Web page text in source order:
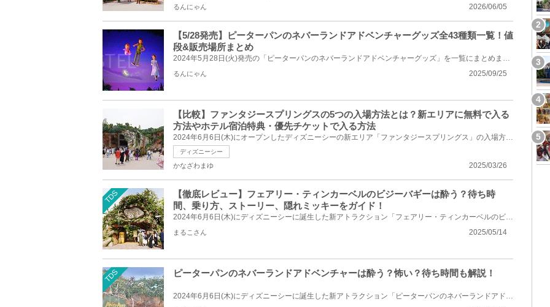
2026/06/05
るんにゃん
【5/28発売】ピーターパンのネバーランドアドベンチャーグッズ全43種類一覧！値
段&販売場所まとめ
2024年5月28日(火)発売の「ピーターパンのネバーランドアドベンチャーグッズ」を一覧にまとめました。「...
2025/09/25
るんにゃん
【比較】ファンタジースプリングスの5つの入場方法とは？新エリアに無料で入る
方法やホテル宿泊特典・優先チケットで入る方法
2024年6月6日(木)にオープンしたディズニーシーの新エリア「ファンタジースプリングス」の入場方法につ...
ディズニーシー
2025/03/26
かなざわまゆ
TDS
【徹底レビュー】フェアリー・ティンカーベルのビジーバギーは酔う？待ち時
間、乗り方、ストーリー、隠れミッキーをガイド！
2024年6月6日(木)にディズニーシーに誕生した新アトラクション「フェアリー・ティンカーベルのビジーバ...
2025/05/14
まるこさん
TDS ピーターパンのネバーランドアドベンチャーは酔う？怖い？待ち時間も解説！
2024年6月6日(木)にディズニーシーに誕生した新アトラクション「ピーターパンのネバーランドアドベンチ...